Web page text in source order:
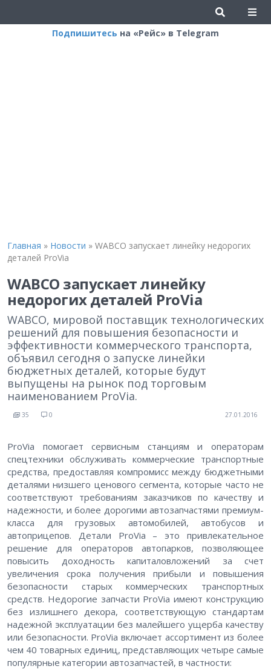
Подпишитесь на «Рейс» в Telegram
Главная » Новости » WABCO запускает линейку недорогих
деталей ProVia
WABCO запускает линейку
недорогих деталей ProVia
WABCO, мировой поставщик технологических
решений для повышения безопасности и
эффективности коммерческого транспорта,
объявил сегодня о запуске линейки
бюджетных деталей, которые будут
выпущены на рынок под торговым
наименованием ProVia.
35 0 27.01.2016
ProVia помогает сервисным станциям и операторам
спецтехники обслуживать коммерческие транспортные
средства, предоставляя компромисс между бюджетными
деталями низшего ценового сегмента, которые часто не
соответствуют требованиям заказчиков по качеству и
надежности, и более дорогими автозапчастями премиум-
класса для грузовых автомобилей, автобусов и
автоприцепов. Детали ProVia – это привлекательное
решение для операторов автопарков, позволяющее
повысить доходность капиталовложений за счет
увеличения срока получения прибыли и повышения
безопасности старых коммерческих транспортных
средств. Недорогие запчасти ProVia имеют конструкцию
без излишнего декора, соответствующую стандартам
надежной эксплуатации без малейшего ущерба качеству
или безопасности. ProVia включает ассортимент из более
чем 40 товарных единиц, представляющих четыре самые
популярные категории автозапчастей, в частности: